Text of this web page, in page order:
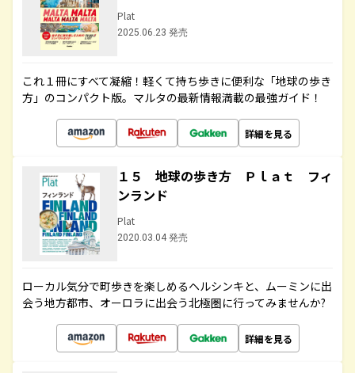
Plat
2025.06.23 発売
これ１冊にすべて凝縮！軽くて持ち歩きに便利な「地球の歩き
方」のコンパクト版。マルタの最新情報満載の最強ガイド！
詳細を見る
１５ 地球の歩き方 Ｐｌａｔ フィ
ンランド
Plat
2020.03.04 発売
ローカル気分で町歩きを楽しめるヘルシンキと、ムーミンに出
会う地方都市、オーロラに出会う北極圏に行ってみませんか?
詳細を見る